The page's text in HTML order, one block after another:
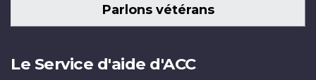
Parlons vétérans
Le Service d'aide d'ACC